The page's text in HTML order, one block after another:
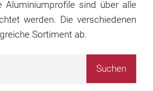
Aluminiumprofile sind über alle
werden. Die verschiedenen
Sortiment ab.